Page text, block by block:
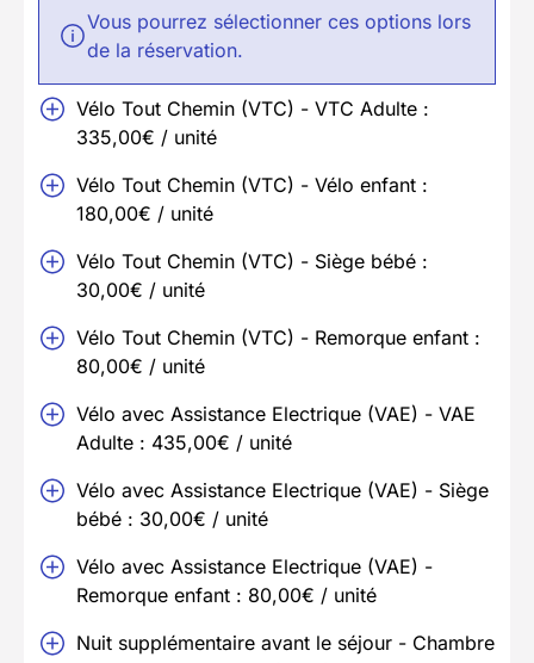
Vous pourrez sélectionner ces options lors
de la réservation.
Vélo Tout Chemin (VTC) - VTC Adulte :
335,00€ / unité
Vélo Tout Chemin (VTC) - Vélo enfant :
180,00€ / unité
Vélo Tout Chemin (VTC) - Siège bébé :
30,00€ / unité
Vélo Tout Chemin (VTC) - Remorque enfant :
80,00€ / unité
Vélo avec Assistance Electrique (VAE) - VAE
Adulte : 435,00€ / unité
Vélo avec Assistance Electrique (VAE) - Siège
bébé : 30,00€ / unité
Vélo avec Assistance Electrique (VAE) -
Remorque enfant : 80,00€ / unité
Nuit supplémentaire avant le séjour - Chambre